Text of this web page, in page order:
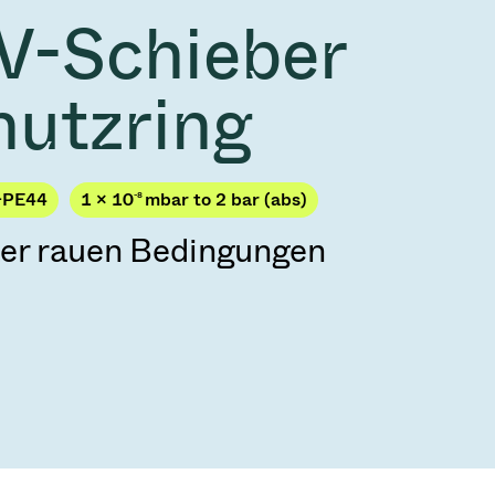
KR
Ad hoc announcement pursuant to Art. 53
LR
Schieber
1 × 10-8 mbar to 2 bar (abs)
rauen Bedingungen